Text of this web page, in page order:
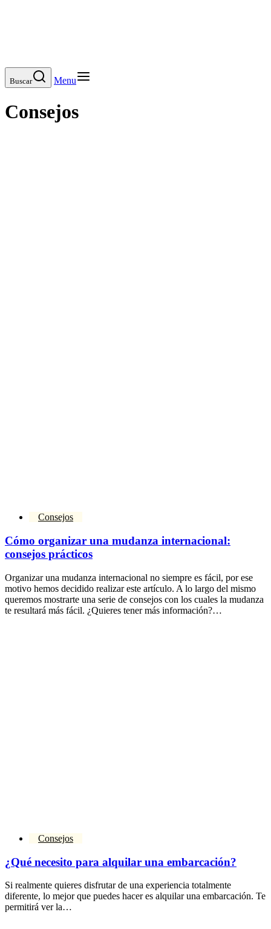
Buscar Menu
Consejos
Consejos
Cómo organizar una mudanza internacional:
consejos prácticos
Organizar una mudanza internacional no siempre es fácil, por ese
motivo hemos decidido realizar este artículo. A lo largo del mismo
queremos mostrarte una serie de consejos con los cuales la mudanza
te resultará más fácil. ¿Quieres tener más información?…
Consejos
¿Qué necesito para alquilar una embarcación?
Si realmente quieres disfrutar de una experiencia totalmente
diferente, lo mejor que puedes hacer es alquilar una embarcación. Te
permitirá ver la…